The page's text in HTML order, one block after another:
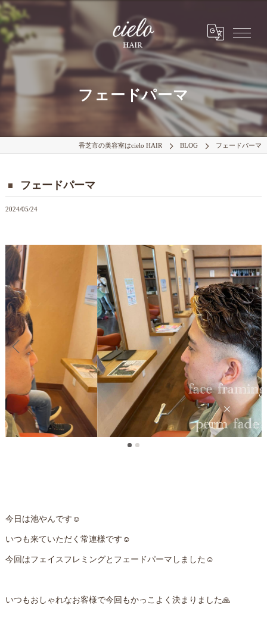
フェードパーマ
香芝市の美容室はcielo HAIR BLOG フェードパーマ
フェードパーマ
2024/05/24
今日は池やんです☺️
いつも来ていただく常連様です☺️
今回はフェイスフレミングとフェードパーマしました☺️
いつもおしゃれなお客様で今回もかっこよく決まりました🙏